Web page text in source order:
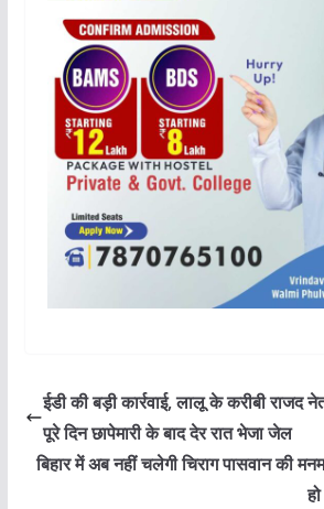
ईडी की बड़ी कार्रवाई, लालू के करीबी राजद
पूरे दिन छापेमारी के बाद देर रात भेजा जेल
बिहार में अब नहीं चलेगी चिराग पासवान की